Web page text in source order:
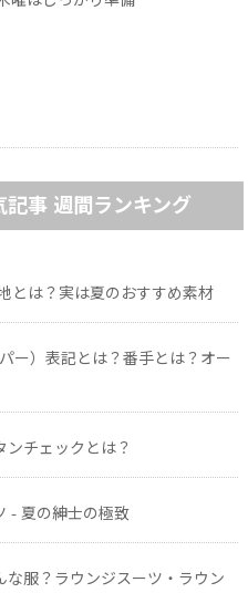
記事 週間ランキング
とは？実は夏のおすすめ素材
ー）表記とは？番手とは？オー
ンチェックとは？
- 夏の紳士の極致
な服？ラウンジスーツ・ラウン